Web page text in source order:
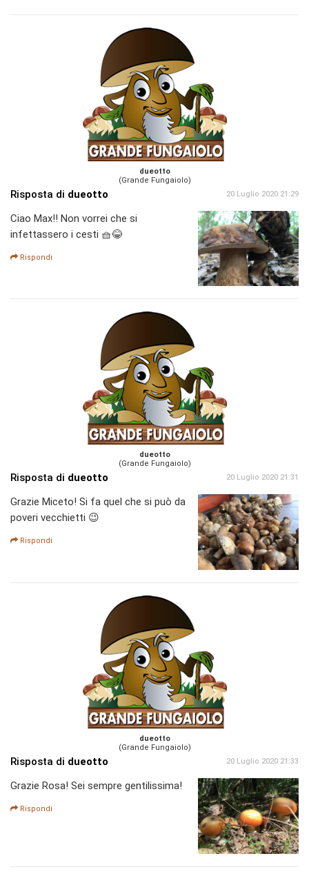
dueotto
(Grande Fungaiolo)
Risposta di dueotto 20 Luglio 2020 21:29
Ciao Max!! Non vorrei che si
infettassero i cesti 🧺😂
Rispondi
dueotto
(Grande Fungaiolo)
Risposta di dueotto 20 Luglio 2020 21:31
Grazie Miceto! Si fa quel che si può da
poveri vecchietti 😉
Rispondi
dueotto
(Grande Fungaiolo)
Risposta di dueotto 20 Luglio 2020 21:33
Grazie Rosa! Sei sempre gentilissima!
Rispondi